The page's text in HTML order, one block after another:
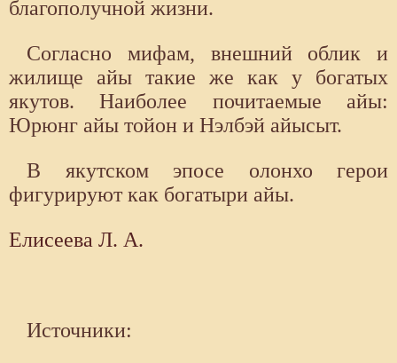
благополучной жизни.
Согласно мифам, внешний облик и
жилище айы такие же как у богатых
якутов. Наиболее почитаемые айы:
Юрюнг айы тойон и Нэлбэй айысыт.
В якутском эпосе олонхо герои
фигурируют как богатыри айы.
Елисеева Л. А.
Источники: